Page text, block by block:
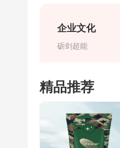
企业文化
砺剑超能
精品推荐